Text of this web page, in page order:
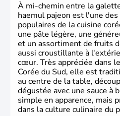
À mi-chemin entre la
haemul pajeon est l'une
populaires de la cuisine
une pâte légère, une
et un assortiment de fruits
aussi croustillante à
cœur. Très appréciée dans
Corée du Sud, elle est
au centre de la table,
dégustée avec une sauce à
simple en apparence, mais
dans la culture culinaire du